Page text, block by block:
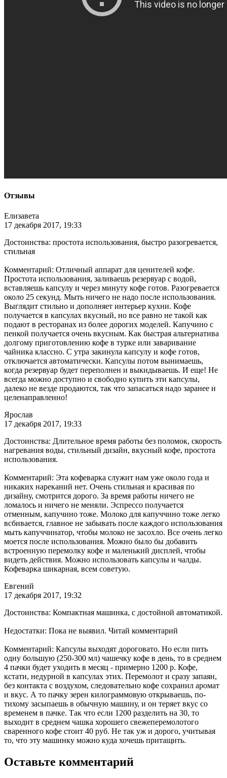
Отзывы
Елизавета
17 декабря 2017, 19:33
Достоинства: простота использования, быстро разогревается,
стильная
Комментарий: Отличный аппарат для ценителей кофе.
Простота использования, заливаешь резервуар с водой,
вставляешь капсулу и через минуту кофе готов. Разогревается
около 25 секунд. Мыть ничего не надо после использования.
Выглядит стильно и дополняет интерьер кухни. Кофе
получается в капсулах вкусный, но все равно не такой как
подают в ресторанах из более дорогих моделей. Капучино с
пенкой получается очень вкусным. Как быстрая альтернатива
долгому приготовлению кофе в турке или заваривание
чайника классно. С утра закинула капсулу и кофе готов,
отключается автоматически. Капсулы потом вынимаешь,
когда резервуар будет переполнен и выкидываешь. И еще! Не
всегда можно доступно и свободно купить эти капсулы,
далеко не везде продаются, так что запасаться надо заранее и
целенаправленно!
Ярослав
17 декабря 2017, 19:33
Достоинства: Длительное время работы без поломок, скорость
нагревания воды, стильный дизайн, вкусный кофе, простота
использования.
Комментарий: Эта кофеварка служит нам уже около года и
никаких нареканий нет. Очень стильная и красивая по
дизайну, смотрится дорого. За время работы ничего не
ломалось и ничего не меняли. Эспрессо получается
отменным, капучино тоже. Молоко для капуччино тоже легко
всбивается, главное не забывать после каждого использования
мыть капуччинатор, чтобы молоко не засохло. Все очень легко
моется после использования. Можно было бы добавить
встроенную перемолку кофе и маленький дисплей, чтобы
видеть действия. Можно использовать капсулы и чалды.
Кофеварка шикарная, всем советую.
Евгений
17 декабря 2017, 19:32
Достоинства: Компактная машинка, с достойной автоматикой.
Недостатки: Пока не выявил. Читай комментарий
Комментарий: Капсулы выходят дороговато. Но если пить
одну большую (250-300 мл) чашечку кофе в день, то в среднем
4 пачки будет уходить в месяц - примерно 1200 р. Кофе,
кстати, недурной в капсулах этих. Перемолот и сразу запаян,
без контакта с воздухом, следовательно кофе сохранил аромат
и вкус. А то пачку зерен килограммовую открываешь, по-
тихому засыпаешь в обычную машину, и он теряет вкус со
временем в пачке. Так что если 1200 разделить на 30, то
выходит в среднем чашка хорошего свежеперемолотого
сваренного кофе стоит 40 руб. Не так уж и дорого, учитывая
то, что эту машинку можно куда хочешь притащить.
Оставьте комментарий